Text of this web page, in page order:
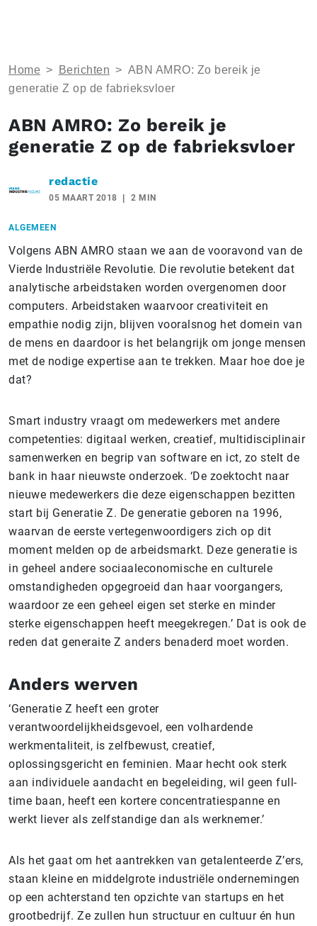
Home > Berichten > ABN AMRO: Zo bereik je
generatie Z op de fabrieksvloer
ABN AMRO: Zo bereik je
generatie Z op de fabrieksvloer
redactie
05 MAART 2018 2 MIN
ALGEMEEN
Volgens ABN AMRO staan we aan de vooravond van de
Vierde Industriële Revolutie. Die revolutie betekent dat
analytische arbeidstaken worden overgenomen door
computers. Arbeidstaken waarvoor creativiteit en
empathie nodig zijn, blijven vooralsnog het domein van
de mens en daardoor is het belangrijk om jonge mensen
met de nodige expertise aan te trekken. Maar hoe doe je
dat?
Smart industry vraagt om medewerkers met andere
competenties: digitaal werken, creatief, multidisciplinair
samenwerken en begrip van software en ict, zo stelt de
bank in haar nieuwste onderzoek. ‘De zoektocht naar
nieuwe medewerkers die deze eigenschappen bezitten
start bij Generatie Z. De generatie geboren na 1996,
waarvan de eerste vertegenwoordigers zich op dit
moment melden op de arbeidsmarkt. Deze generatie is
in geheel andere sociaaleconomische en culturele
omstandigheden opgegroeid dan haar voorgangers,
waardoor ze een geheel eigen set sterke en minder
sterke eigenschappen heeft meegekregen.’ Dat is ook de
reden dat generaite Z anders benaderd moet worden.
Anders werven
‘Generatie Z heeft een groter
verantwoordelijkheidsgevoel, een volhardende
werkmentaliteit, is zelfbewust, creatief,
oplossingsgericht en feminien. Maar hecht ook sterk
aan individuele aandacht en begeleiding, wil geen full-
time baan, heeft een kortere concentratiespanne en
werkt liever als zelfstandige dan als werknemer.’
Als het gaat om het aantrekken van getalenteerde Z’ers,
staan kleine en middelgrote industriële ondernemingen
op een achterstand ten opzichte van startups en het
grootbedrijf. Ze zullen hun structuur en cultuur én hun